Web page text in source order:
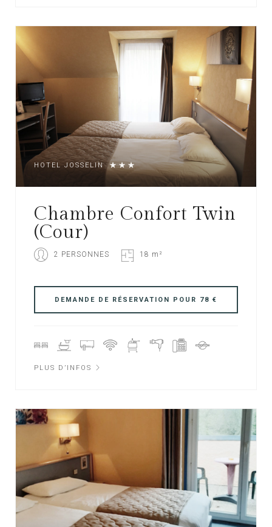
HOTEL JOSSELIN
Chambre Confort Twin
(Cour)
2 PERSONNES 18 m²
PLUS D’INFOS